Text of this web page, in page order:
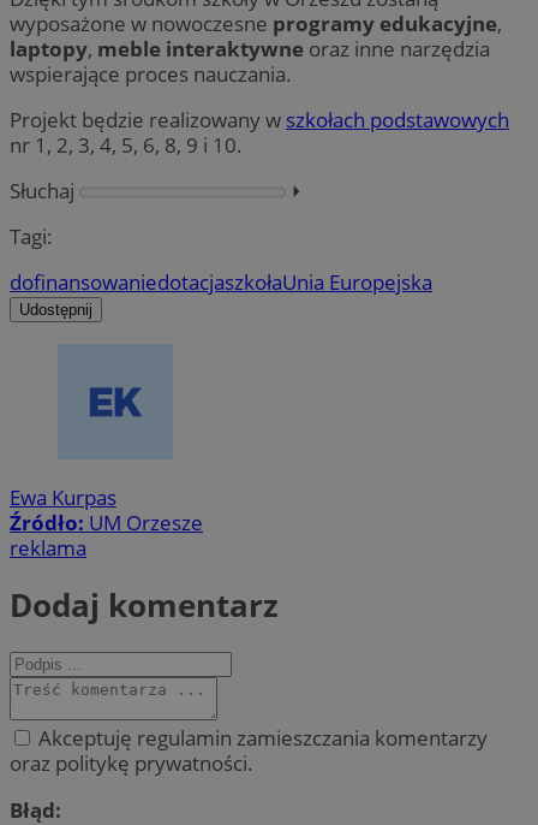
wyposażone w nowoczesne programy edukacyjne,
laptopy, meble interaktywne oraz inne narzędzia
wspierające proces nauczania.
Projekt będzie realizowany w szkołach podstawowych
nr 1, 2, 3, 4, 5, 6, 8, 9 i 10.
Słuchaj
⏵︎
Tagi:
dofinansowaniedotacjaszkołaUnia Europejska
Udostępnij
Ewa Kurpas
Źródło: UM Orzesze
reklama
Dodaj komentarz
Akceptuję regulamin zamieszczania komentarzy
oraz politykę prywatności.
Błąd: